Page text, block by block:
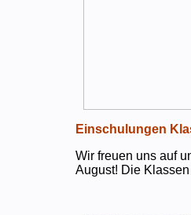
Einschulungen
Wir freuen uns auf
August! Die